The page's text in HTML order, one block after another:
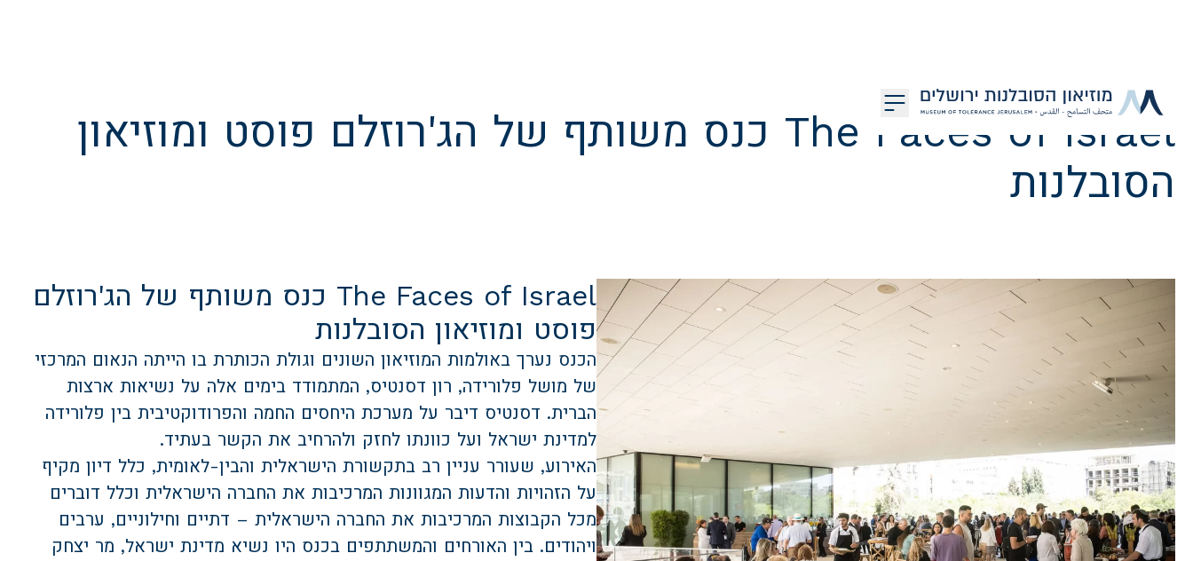
The Faces of Israel כנס משותף של הג'רוזלם פוסט ומוזיאון
הסובלנות
The Faces of Israel כנס משותף של הג'רוזלם
פוסט ומוזיאון הסובלנות
הכנס נערך באולמות המוזיאון השונים וגולת הכותרת בו הייתה הנאום המרכזי
של מושל פלורידה, רון דסנטיס, המתמודד בימים אלה על נשיאות ארצות
הברית. דסנטיס דיבר על מערכת היחסים החמה והפרודוקטיבית בין פלורידה
למדינת ישראל ועל כוונתו לחזק ולהרחיב את הקשר בעתיד.
האירוע, שעורר עניין רב בתקשורת הישראלית והבין-לאומית, כלל דיון מקיף
על הזהויות והדעות המגוונות המרכיבות את החברה הישראלית וכלל דוברים
מכל הקבוצות המרכיבות את החברה הישראלית – דתיים וחילוניים, ערבים
ויהודים. בין האורחים והמשתתפים בכנס היו נשיא מדינת ישראל, מר יצחק